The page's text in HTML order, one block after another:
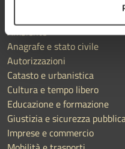
Ambiente
Anagrafe e stato civile
Autorizzazioni
Catasto e urbanistica
Cultura e tempo libero
Educazione e formazione
Giustizia e sicurezza
Imprese e commercio